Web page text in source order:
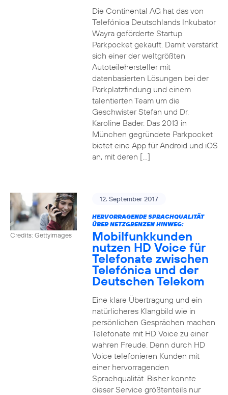
Die Continental AG hat das von
Telefónica Deutschlands Inkubator
Wayra geförderte Startup
Parkpocket gekauft. Damit verstärkt
sich einer der weltgrößten
Autoteilehersteller mit
datenbasierten Lösungen bei der
Parkplatzfindung und einem
talentierten Team um die
Geschwister Stefan und Dr.
Karoline Bader. Das 2013 in
München gegründete Parkpocket
bietet eine App für Android und iOS
an, mit deren […]
Credits: Gettyimages
12. September 2017
HERVORRAGENDE SPRACHQUALITÄT
ÜBER NETZGRENZEN HINWEG:
Mobilfunkkunden
nutzen HD Voice für
Telefonate zwischen
Telefónica und der
Deutschen Telekom
Eine klare Übertragung und ein
natürlicheres Klangbild wie in
persönlichen Gesprächen machen
Telefonate mit HD Voice zu einer
wahren Freude. Denn durch HD
Voice telefonieren Kunden mit
einer hervorragenden
Sprachqualität. Bisher konnte
dieser Service größtenteils nur